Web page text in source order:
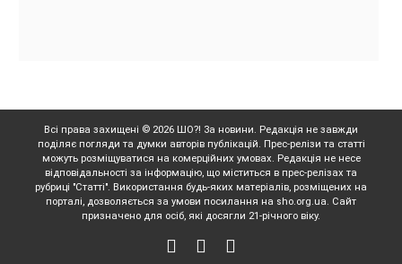
Всі права захищені © 2026 ШО?! За новини. Редакція не завжди
поділяє погляди та думки авторів публікацій. Прес-релізи та статті
можуть розміщуватися на комерційних умовах. Редакція не несе
відповідальності за інформацію, що міститься в прес-релізах та
рубриці "Статті". Використання будь-яких матеріалів, розміщених на
порталі, дозволяється за умови посилання на sho.org.ua. Сайт
призначено для осіб, які досягли 21-річного віку.